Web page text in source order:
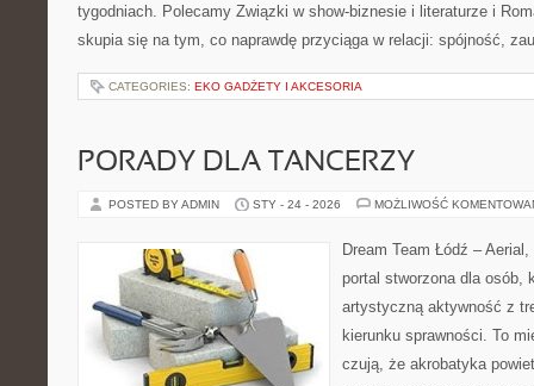
tygodniach. Polecamy Związki w show-biznesie i literaturze i
skupia się na tym, co naprawdę przyciąga w relacji: spójność,
CATEGORIES: EKO GADŻETY I AKCESORIA
PORADY DLA TANCERZY
POSTED BY ADMIN STY - 24 - 2026 MOŻLIWOŚĆ
Dream Team Łódź –
portal stworzona dla osób,
artystyczną aktywność z
kierunku sprawności. To
czują, że akrobatyka